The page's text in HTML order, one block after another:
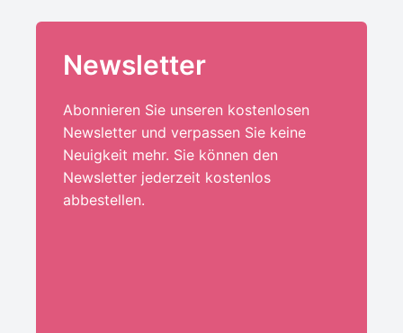
Newsletter
Abonnieren Sie unseren kostenlosen
Newsletter und verpassen Sie keine
Neuigkeit mehr. Sie können den
Newsletter jederzeit kostenlos
abbestellen.